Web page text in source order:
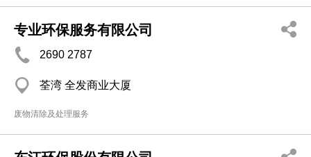
专业环保服务有限公司
2690 2787
荃湾 全发商业大厦
废物清除及处理服务